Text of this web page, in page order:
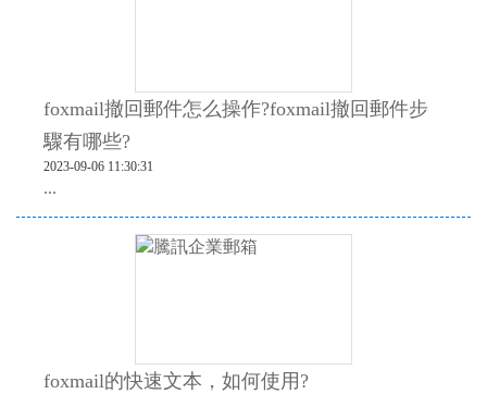
foxmail撤回郵件怎么操作?foxmail撤回郵件步
驟有哪些?
2023-09-06 11:30:31
...
foxmail的快速文本，如何使用?